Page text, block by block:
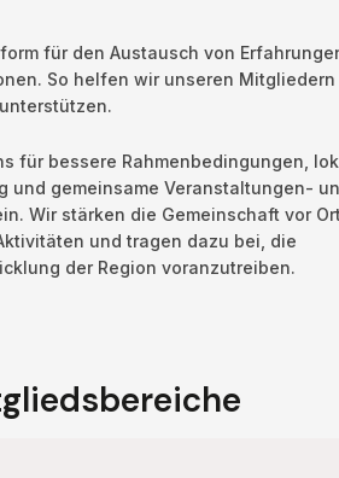
für den Austausch von
So helfen wir unseren Mitgliedern
für bessere Rahmenbedingungen,
und gemeinsame Veranstaltungen-
Wir stärken die Gemeinschaft vor
und tragen dazu bei, die
der Region voranzutreiben.